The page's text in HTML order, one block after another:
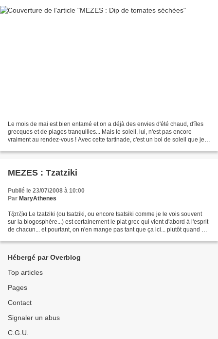
Le mois de mai est bien entamé et on a déjà des envies d'été chaud, d'îles
grecques et de plages tranquilles... Mais le soleil, lui, n'est pas encore
vraiment au rendez-vous ! Avec cette tartinade, c'est un bol de soleil que je
MEZES : Tzatziki
Publié le 23/07/2008 à 10:00
Par MaryAthenes
Τζατζίκι Le tzatziki (ou tsatziki, ou encore tsatsiki comme je le vois souvent
sur la blogosphère...) est certainement le plat grec qui vient d'abord à l'esprit
de chacun... et pourtant, on n'en mange pas tant que ça ici... plutôt quand on
Hébergé par Overblog
Top articles
Pages
Contact
Signaler un abus
C.G.U.